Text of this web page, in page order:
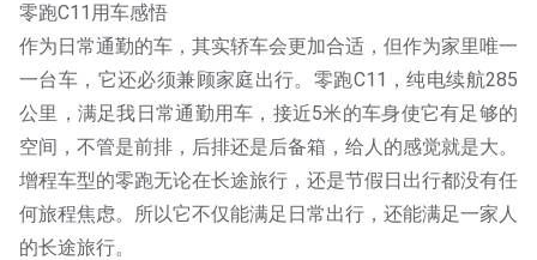
零跑C11用车感悟
作为日常通勤的车，其实轿车会更加合适，但作为家里唯一
一台车，它还必须兼顾家庭出行。零跑C11，纯电续航285
公里，满足我日常通勤用车，接近5米的车身使它有足够的
空间，不管是前排，后排还是后备箱，给人的感觉就是大。
增程车型的零跑无论在长途旅行，还是节假日出行都没有任
何旅程焦虑。所以它不仅能满足日常出行，还能满足一家人
的长途旅行。